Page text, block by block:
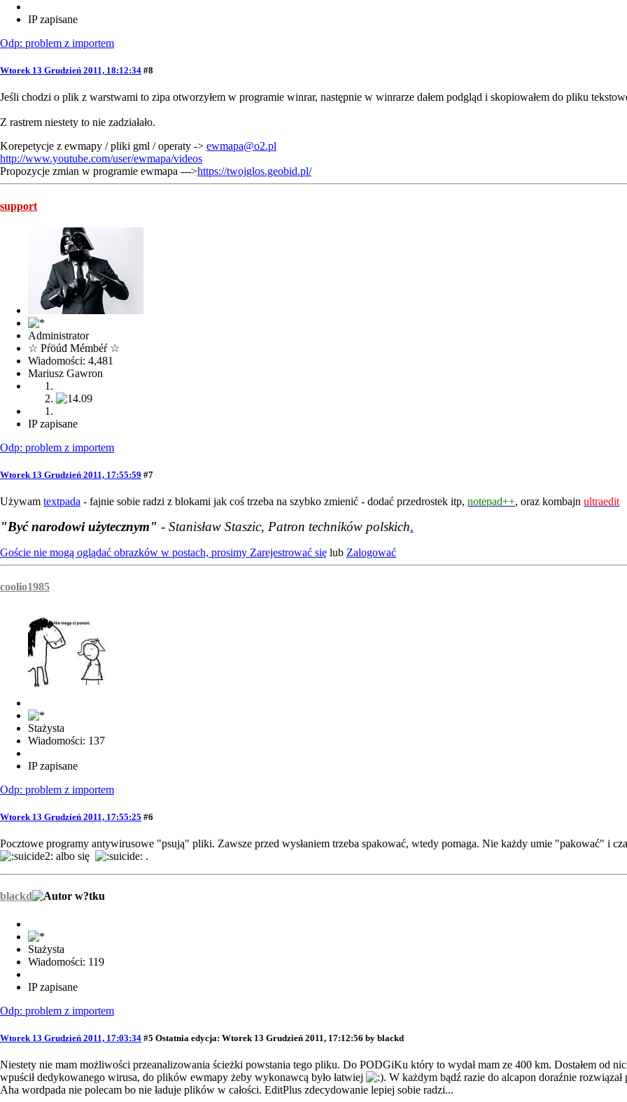
IP zapisane
Odp: problem z importem
Wtorek 13 Grudzień 2011, 18:12:34 #8
Jeśli chodzi o plik z warstwami to zipa otworzyłem w programie winrar, następnie w winrarze dałem podgląd i skopiowałem do pliku
Z rastrem niestety to nie zadziałało.
Korepetycje z ewmapy / pliki gml / operaty -> ewmapa@o2.pl
http://www.youtube.com/user/ewmapa/videos
Propozycje zmian w programie ewmapa --->https://twojglos.geobid.pl/
support
Administrator
☆ Pŕöúđ Mémbéŕ ☆
Wiadomości: 4,481
Mariusz Gawron
IP zapisane
Odp: problem z importem
Wtorek 13 Grudzień 2011, 17:55:59 #7
Używam textpada - fajnie sobie radzi z blokami jak coś trzeba na szybko zmienić - dodać przedrostek itp, notepad++, oraz kombajn ultraedit
"Być narodowi użytecznym" - Stanisław Staszic, Patron techników polskich.
Goście nie mogą oglądać obrazków w postach, prosimy Zarejestrować się lub Zalogować
coolio1985
Stażysta
Wiadomości: 137
IP zapisane
Odp: problem z importem
Wtorek 13 Grudzień 2011, 17:55:25 #6
Pocztowe programy antywirusowe "psują" pliki. Zawsze przed wysłaniem trzeba spakować, wtedy pomaga. Nie każdy umie "pakować" i
albo się
.
blackd
Stażysta
Wiadomości: 119
IP zapisane
Odp: problem z importem
Wtorek 13 Grudzień 2011, 17:03:34 #5 Ostatnia edycja: Wtorek 13 Grudzień 2011, 17:12:56 by blackd
Niestety nie mam możliwości przeanalizowania ścieżki powstania tego pliku. Do PODGiKu który to wydał mam ze 400 km. Dostałem od
wpuścił dedykowanego wirusa, do plików ewmapy żeby wykonawcą było łatwiej
. W każdym bądź razie do alcapon doraźnie rozwiązał
Aha wordpada nie polecam bo nie ładuje plików w całości. EditPlus zdecydowanie lepiej sobie radzi...